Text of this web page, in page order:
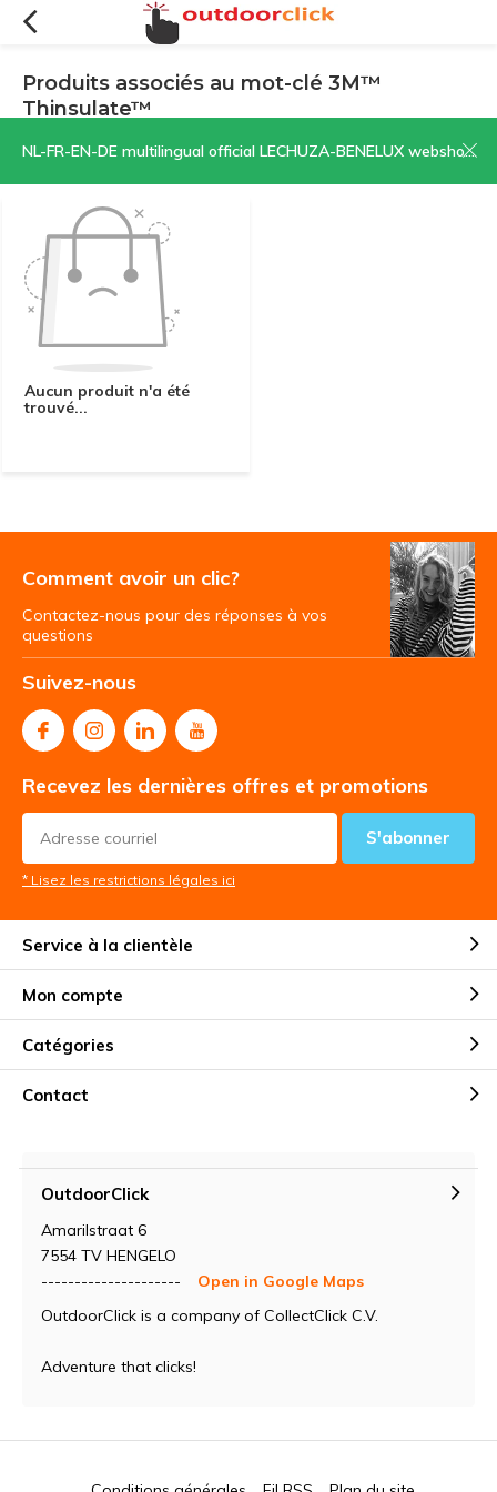
NL-FR-EN-DE multilingual official LECHUZA-BENELUX webshop | CLICK HERE NOW!
Produits associés au mot-clé 3M™
Thinsulate™
Filtres Trier par:
Aucun produit n'a été
trouvé...
Comment avoir un clic?
Contactez-nous pour des réponses à vos
questions
Suivez-nous
Recevez les dernières offres et promotions
S'abonner
* Lisez les restrictions légales ici
Service à la clientèle
Mon compte
Catégories
Contact
OutdoorClick
Amarilstraat 6
7554 TV HENGELO
---------------------
Open in Google Maps
OutdoorClick is a company of CollectClick C.V.
Adventure that clicks!